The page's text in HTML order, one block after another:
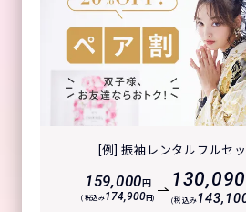
[例] 振袖レンタルフルセ
159,000円
(税込み174,900円)
130,090
(税込み